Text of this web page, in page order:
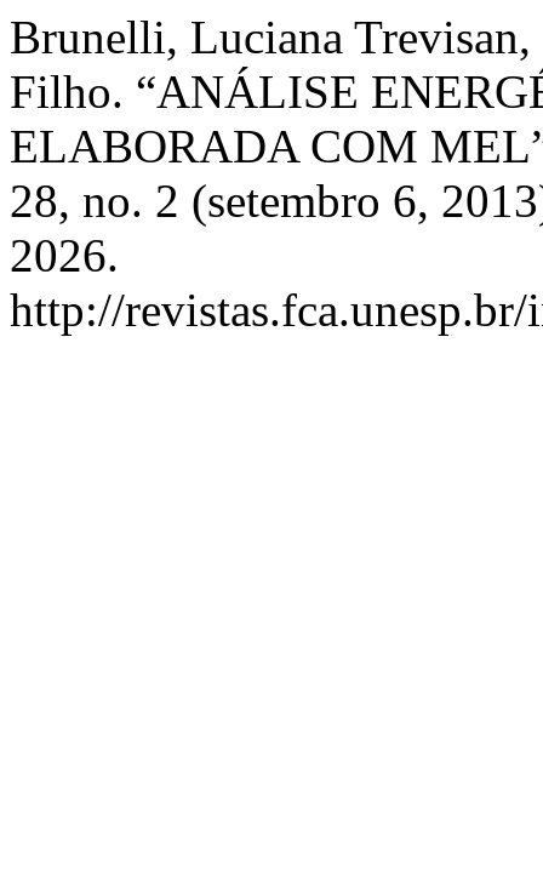
Brunelli, Luciana
Filho. “ANÁLISE
ELABORADA COM
28, no. 2 (setembro 6,
2026.
http://